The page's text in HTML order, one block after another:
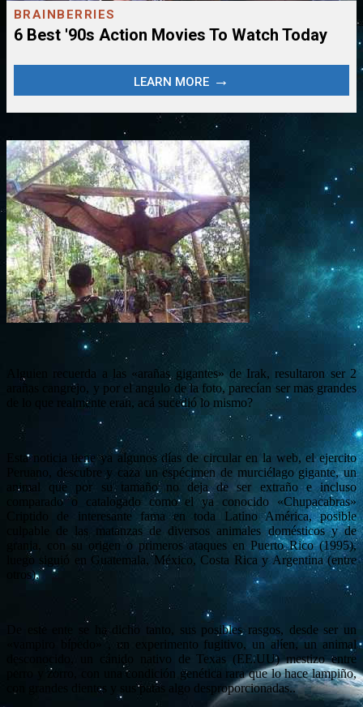
Alguien recuerda a las «arañas gigantes» de Irak, resultaron ser 2
arañas cangrejo, y por el angulo de la foto, parecían ser mas grandes
de lo que realmente eran, acá sucedió lo mismo?
Esta noticia tiene ya algunos días de circular en la web, el ejercito
Peruano, descubre y caza un espécimen de murciélago gigante, un
animal que por su tamaño no deja de ser extraño e incluso
comparado o catalogado como el ya conocido «Chupacabras»
Criptido de interesante fama en toda Latino América, posible
culpable de las matanzas de diversos animales domésticos y de
granja, con su origen o primeros ataques en Puerto Rico (1995),
luego siguió en Guatemala, México, Costa Rica y Argentina (entre
otros).
De este ente se ha dicho tanto, sus posibles rasgos, desde ser un
«vampiro bípedo» , un experimento fugitivo, un alíen, un animal
desconocido, un cánido nativo de Texas (EE.UU) mestizo entre
perro y zorro, con una condición genética rara que lo hace lampiño,
con grandes dientes y sus patas algo desproporcionadas..